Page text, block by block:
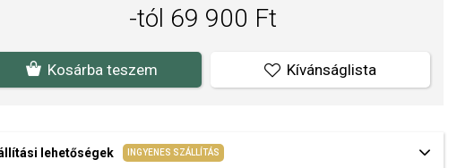
-tól 69 900 Ft
Kosárba teszem Kívánságlista
lehetőségek INGYENES SZÁLLÍTÁS